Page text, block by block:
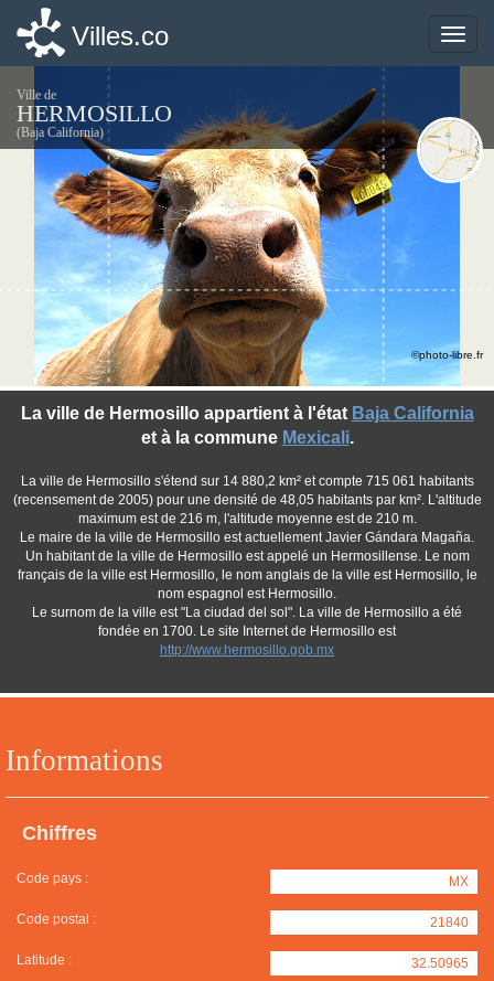
Toggle
Villes.co
Ville de
HERMOSILLO
(Baja California)
Informations
Chiffres
Code pays : MX
Code postal : 21840
Latitude : 32.50965
La ville de Hermosillo appartient à l'état Baja California
et à la commune Mexicali.
La ville de Hermosillo s'étend sur 14 880,2 km² et compte 715 061 habitants
(recensement de 2005) pour une densité de 48,05 habitants par km². L'altitude
maximum est de 216 m, l'altitude moyenne est de 210 m.
Le maire de la ville de Hermosillo est actuellement Javier Gándara Magaña.
Un habitant de la ville de Hermosillo est appelé un Hermosillense. Le nom
français de la ville est Hermosillo, le nom anglais de la ville est Hermosillo, le
nom espagnol est Hermosillo.
Le surnom de la ville est "La ciudad del sol". La ville de Hermosillo a été
fondée en 1700. Le site Internet de Hermosillo est
http://www.hermosillo.gob.mx
©photo-libre.fr
Toggle
Villes.co